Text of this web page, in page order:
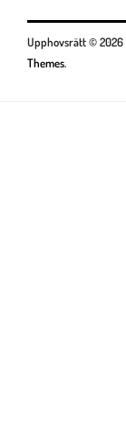
Upphovsrätt © 2026
Themes.